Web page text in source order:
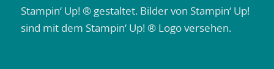
Stampin‘ Up! ® gestaltet. Bilder von Stampin‘ Up!
sind mit dem Stampin‘ Up! ® Logo versehen.